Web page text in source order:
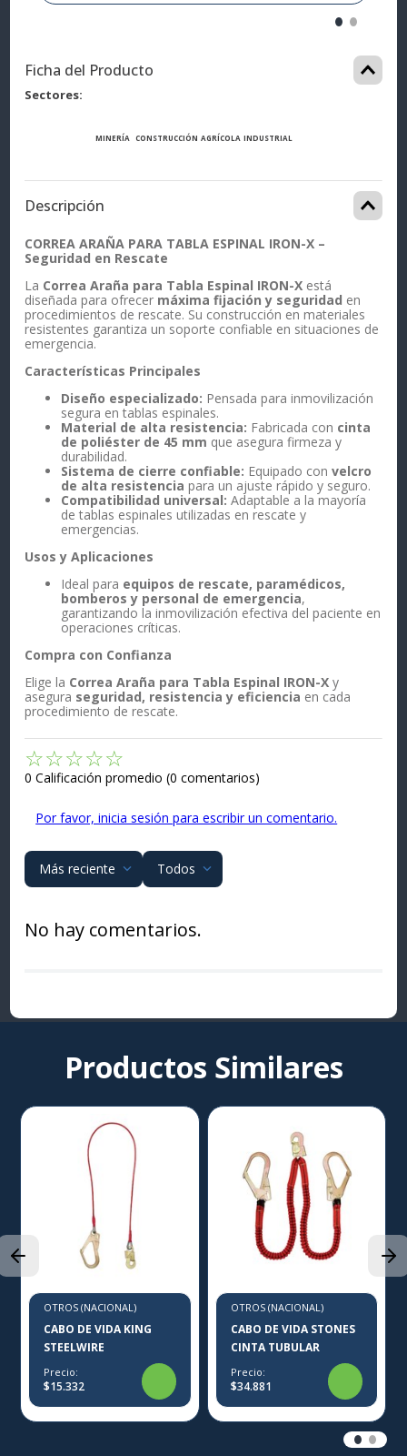
Ficha del Producto
Sectores
MINERÍA CONSTRUCCIÓN AGRÍCOLA INDUSTRIAL
Descripción
CORREA ARAÑA PARA TABLA ESPINAL IRON-X –
Seguridad en Rescate
La Correa Araña para Tabla Espinal IRON-X está
diseñada para ofrecer máxima fijación y seguridad en
procedimientos de rescate. Su construcción en materiales
resistentes garantiza un soporte confiable en situaciones de
emergencia.
Características Principales
Diseño especializado: Pensada para inmovilización
segura en tablas espinales.
Material de alta resistencia: Fabricada con cinta
de poliéster de 45 mm que asegura firmeza y
durabilidad.
Sistema de cierre confiable: Equipado convelcro
de alta resistencia para un ajuste rápido y seguro.
Compatibilidad universal: Adaptable a la mayoría
de tablas espinales utilizadas en rescate y
emergencias.
Usos y Aplicaciones
Ideal para equipos de rescate, paramédicos,
bomberos y personal de emergencia,
garantizando la inmovilización efectiva del paciente en
operaciones críticas.
Compra con Confianza
Elige la Correa Araña para Tabla Espinal IRON-X y
asegura seguridad, resistencia y eficiencia en cada
procedimiento de rescate.
☆☆☆☆☆
0 Calificación promedio (0 comentarios)
Por favor, inicia sesión para escribir un comentario.
Más reciente Todos
No hay comentarios.
Productos Similares
OTROS (NACIONAL)
CABO DE VIDA KING
STEELWIRE
Precio:
$15.332
OTROS (NACIONAL)
CABO DE VIDA STONES
CINTA TUBULAR
Precio:
$34.881